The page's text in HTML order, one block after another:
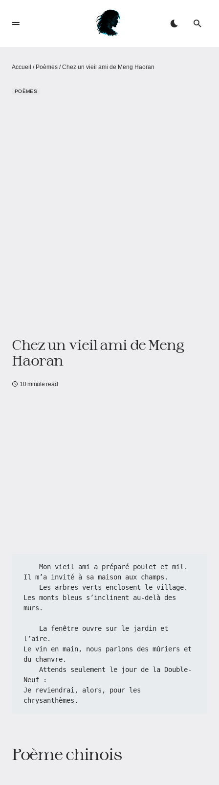
Accueil / Poèmes /Chez un vieil ami de Meng Haoran
POÈMES
Chez un vieil ami de Meng
Haoran
10 minute read
    Mon vieil ami a préparé poulet et mil.
Il m’a invité à sa maison aux champs.
    Les arbres verts enclosent le village.
Les monts bleus s’inclinent au-delà des
murs.
l’aire.
Le vin en main, nous parlons des mûriers et
du chanvre.
Neuf :
Je reviendrai, alors, pour les
chrysanthèmes.
Poème chinois